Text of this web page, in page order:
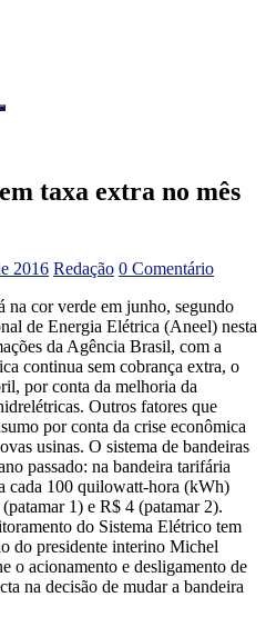
taxa extra no mês
2016 Redação 0 Comentário
na cor verde em junho, segundo
de Energia Elétrica (Aneel) nesta
da Agência Brasil, com a
continua sem cobrança extra, o
por conta da melhoria da
Outros fatores que
por conta da crise econômica
usinas. O sistema de bandeiras
passado: na bandeira tarifária
cada 100 quilowatt-hora (kWh)
1) e R$ 4 (patamar 2).
do Sistema Elétrico tem
do presidente interino Michel
o acionamento e desligamento de
na decisão de mudar a bandeira